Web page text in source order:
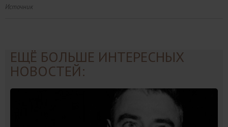
Источник
ЕЩЁ БОЛЬШЕ ИНТЕРЕСНЫХ
НОВОСТЕЙ: